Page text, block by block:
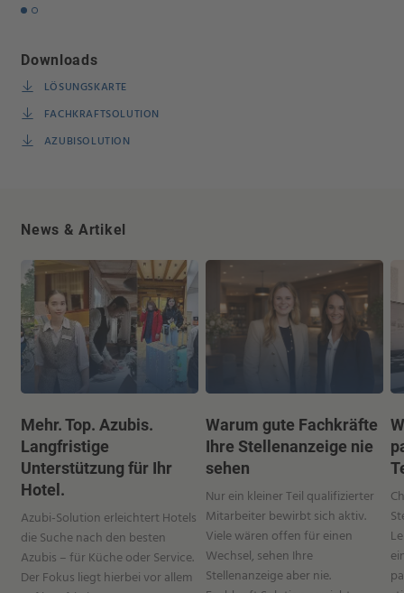
Downloads
LÖSUNGSKARTE
FACHKRAFTSOLUTION
AZUBISOLUTION
News & Artikel
Mehr. Top. Azubis.
Langfristige
Unterstützung für Ihr
Hotel.
Azubi-Solution erleichtert Hotels
die Suche nach den besten
Azubis – für Küche oder Service.
Der Fokus liegt hierbei vor allem
Warum gute Fachkräfte
Ihre Stellenanzeige nie
sehen
Nur ein kleiner Teil qualifizierter
Mitarbeiter bewirbt sich aktiv.
Viele wären offen für einen
Wechsel, sehen Ihre
Stellenanzeige aber nie.